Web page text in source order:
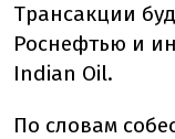
Трансакции
Роснефтью и
Indian Oil.
По словам